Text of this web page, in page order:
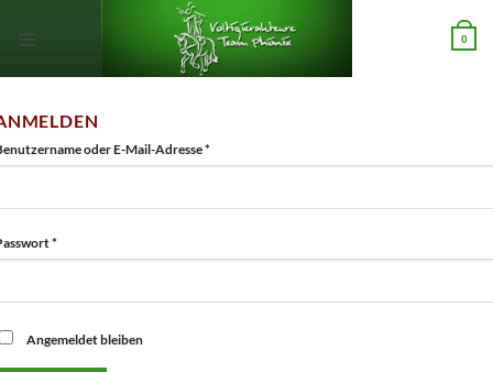
Inhalt
0
oder E-Mail-Adresse*
*
Angemeldet bleiben